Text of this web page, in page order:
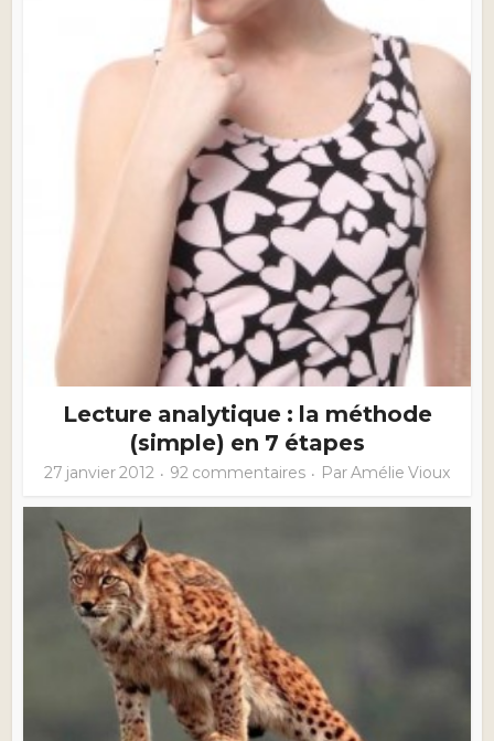
Lecture analytique : la méthode
(simple) en 7 étapes
27 janvier 2012 92 commentaires ParAmélie Vioux